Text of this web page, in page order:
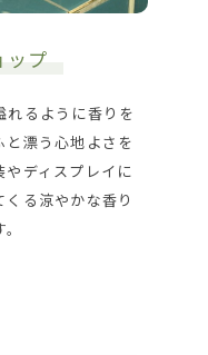
ップ
れるように香りを
漂う心地よさを
ディスプレイに
る涼やかな香り